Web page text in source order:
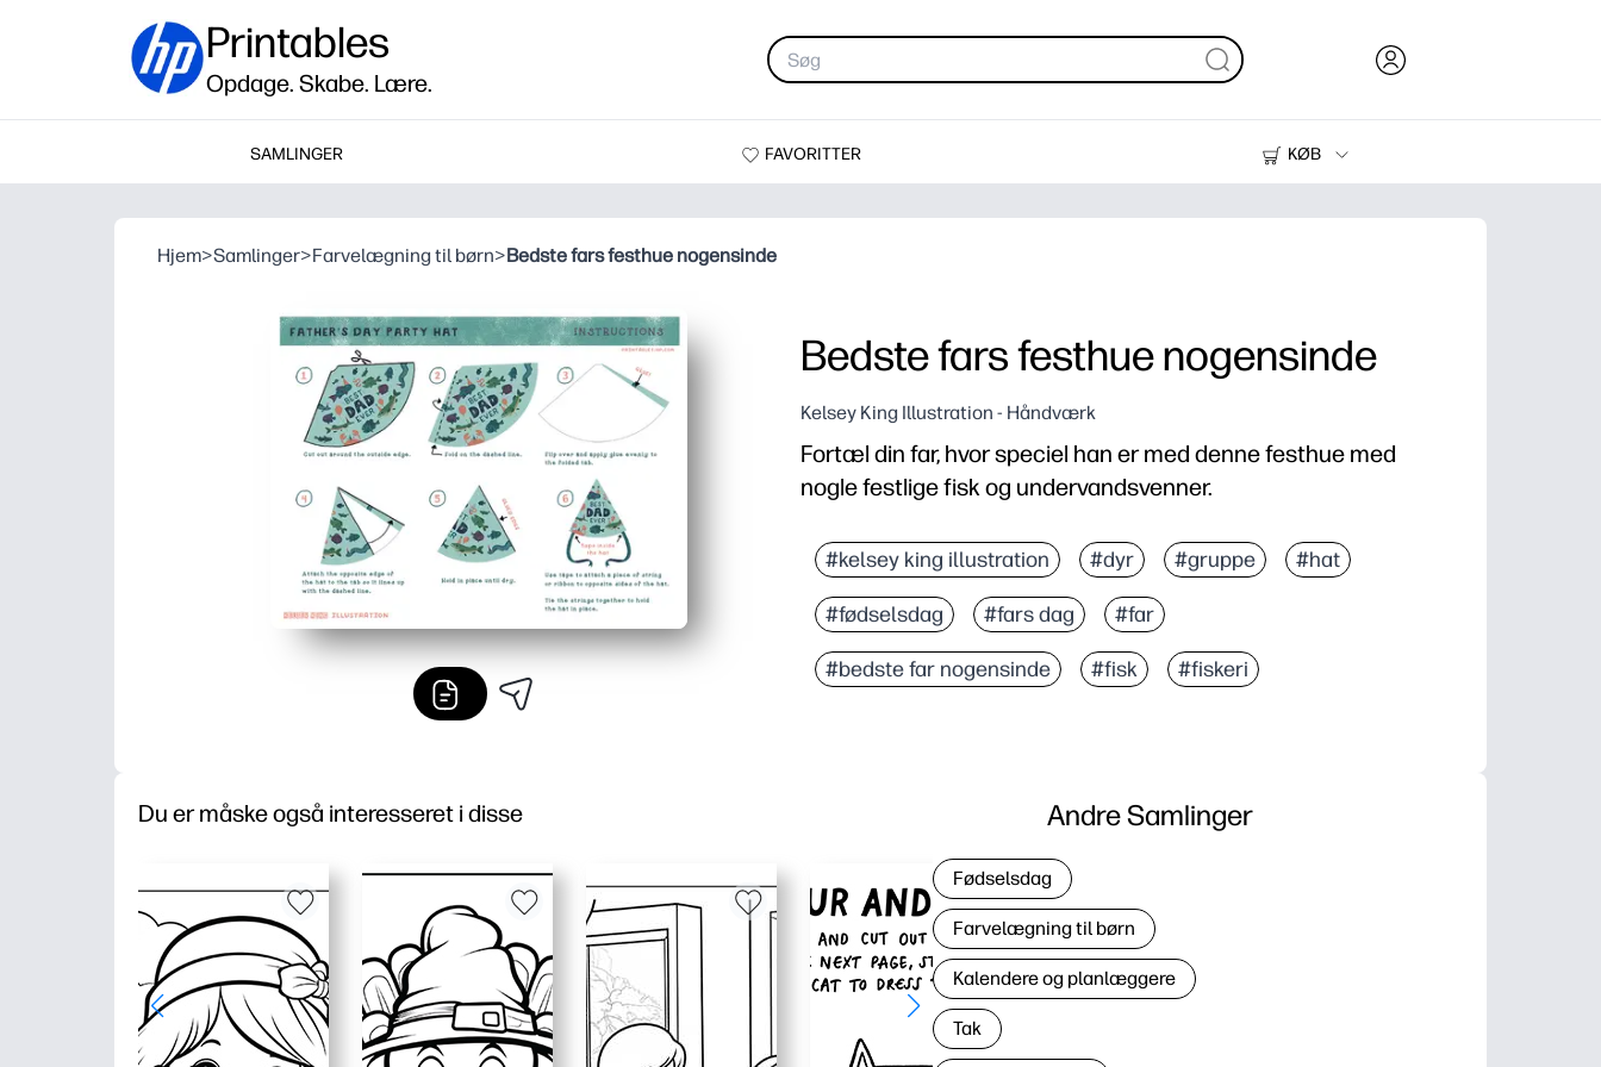
Printables
Opdage. Skabe. Lære.
SAMLINGER FAVORITTER
KØB
Printere
Hjem>Samlinger>Farvelægning til børn>Bedste fars festhue nogensinde
Bedste fars festhue nogensinde
Kelsey King Illustration - Håndværk
Fortæl din far, hvor speciel han er med denne festhue med
nogle festlige fisk og undervandsvenner.
#kelsey king illustration #dyr #gruppe #hat
#fødselsdag #fars dag #far
#bedste far nogensinde #fisk #fiskeri
Du er måske også interesseret i disse Andre Samlinger
Fødselsdag
Farvelægning til børn
Kalendere og planlæggere
Tak